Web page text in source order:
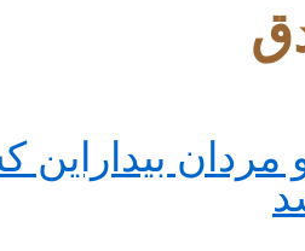
مردان بیداراین